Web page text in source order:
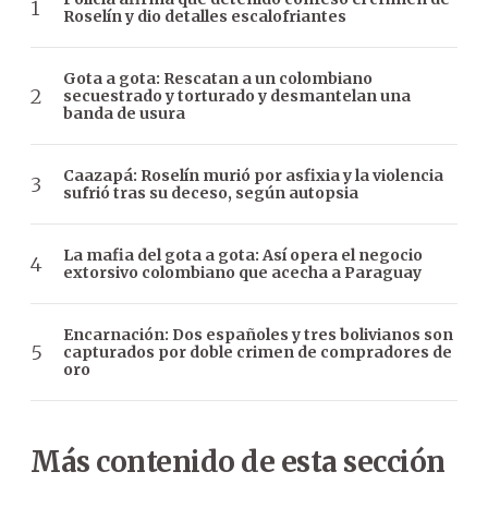
Roselín y dio detalles escalofriantes
Gota a gota: Rescatan a un colombiano
secuestrado y torturado y desmantelan una
banda de usura
Caazapá: Roselín murió por asfixia y la violencia
sufrió tras su deceso, según autopsia
La mafia del gota a gota: Así opera el negocio
extorsivo colombiano que acecha a Paraguay
Encarnación: Dos españoles y tres bolivianos son
capturados por doble crimen de compradores de
oro
Más contenido de esta sección